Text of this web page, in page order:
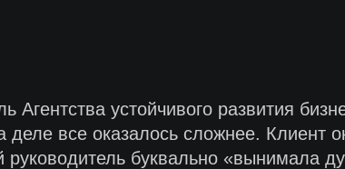
устойчивого развития
все оказалось сложнее. Клиент
буквально «вынимала